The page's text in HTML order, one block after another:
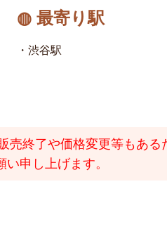
◍ 最寄り駅
・渋谷駅
売終了や価格変更等もある
申し上げます。